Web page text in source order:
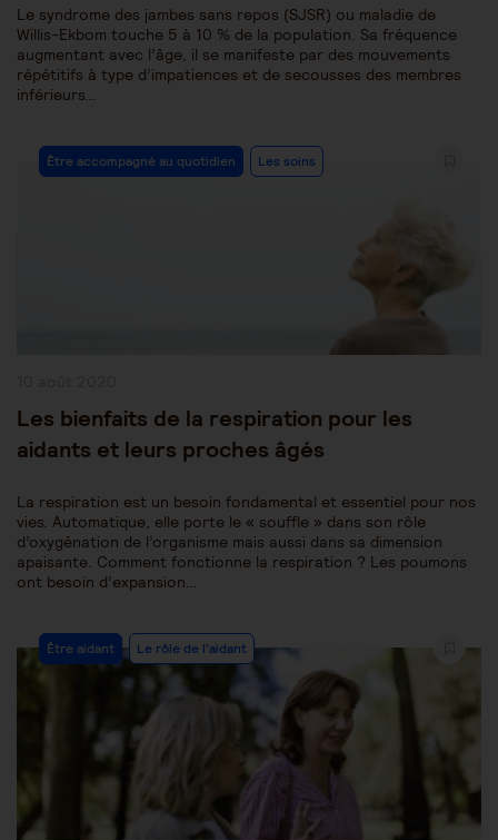
Le syndrome des jambes sans repos (SJSR) ou maladie de
Willis-Ekbom touche 5 à 10 % de la population. Sa fréquence
augmentant avec l’âge, il se manifeste par des mouvements
répétitifs à type d’impatiences et de secousses des membres
inférieurs…
Post
Category:
Être accompagné au quotidien Les soins
Les bienfaits de la respiration pour les
aidants et leurs proches âgés
La respiration est un besoin fondamental et essentiel pour nos
vies. Automatique, elle porte le « souffle » dans son rôle
d’oxygénation de l’organisme mais aussi dans sa dimension
apaisante. Comment fonctionne la respiration ? Les poumons
ont besoin d’expansion…
Post
Category:
Être aidant Le rôle de l'aidant